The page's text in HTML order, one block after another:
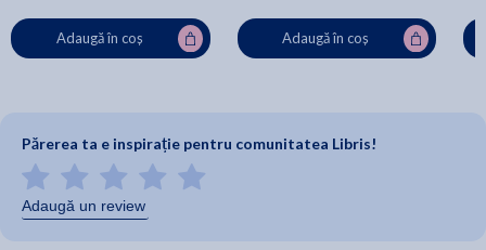
Adaugă în coș Adaugă în coș
Părerea ta e inspirație pentru comunitatea Libris!
Adaugă un review